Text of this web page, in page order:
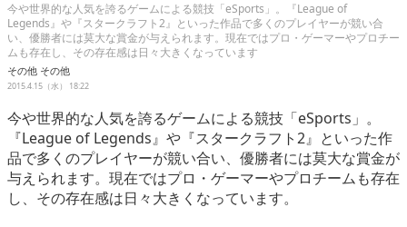
産業政策
連載
イベント/セミナー
eスポーツ
今や世界的な人気を誇るゲームによる競技「eSports」。『League of
Legends』や『スタークラフト2』といった作品で多くのプレイヤーが競い合
い、優勝者には莫大な賞金が与えられます。現在ではプロ・ゲーマーやプロチー
ムも存在し、その存在感は日々大きくなっています
その他 その他
2015.4.15（水） 18:22
今や世界的な人気を誇るゲームによる競技「eSports」。
『League of Legends』や『スタークラフト2』といった作
品で多くのプレイヤーが競い合い、優勝者には莫大な賞金が
与えられます。現在ではプロ・ゲーマーやプロチームも存在
し、その存在感は日々大きくなっています。